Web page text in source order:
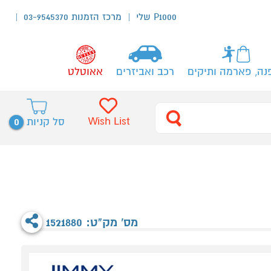
P1000 שלי מרכז הזמנות 03-9545370
פארמה ותיקים רכב ואביזרים אאוטלט
סל קניות 0 Wish List
מס' מק"ט: 1521880